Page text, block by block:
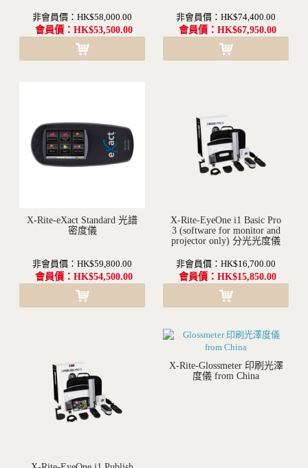
非會員價：HK$58,000.00
會員價：HK$53,500.00
非會員價：HK$74,400.00
會員價：HK$67,950.00
沒有現貨(訂購需要1-2個月不等的時間)
X-Rite-eXact Standard 光譜
密度儀
非會員價：HK$59,800.00
會員價：HK$54,500.00
沒有現貨(訂購需要1-2個月不等的時間)
X-Rite-EyeOne i1 Basic Pro
3 (software for monitor and
projector only) 分光光度儀
非會員價：HK$16,700.00
會員價：HK$15,850.00
X-Rite-Glossmeter 印刷光澤
度儀 from China